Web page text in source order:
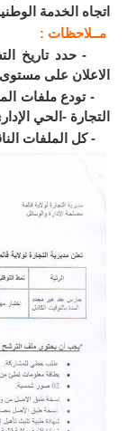
الخدمة الوطنية.
:
على مستوى وكالة
ملفات المترشحين
-الحي الإداري
الملفات الناقصة أو